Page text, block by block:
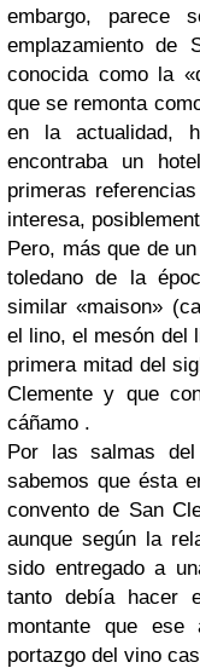
embargo, parece
emplazamiento de
conocida como la
que se remonta
en la actualidad,
encontraba un
primeras
interesa,
Pero, más que de
toledano de la
similar «maison»
el lino, el mesón del
primera mitad del
Clemente y que
cáñamo .
Por las salmas del
sabemos que ésta
convento de San
aunque según la
sido entregado a
tanto debía hacer
montante que ese
portazgo del vino